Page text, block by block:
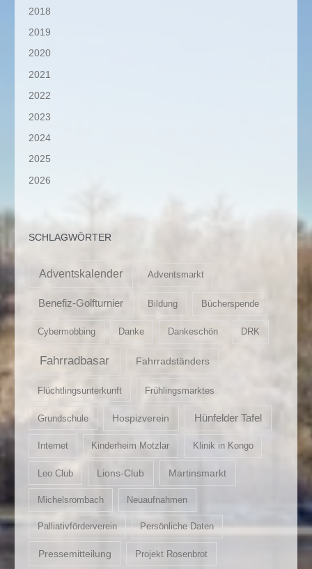
2018
2019
2020
2021
2022
2023
2024
2025
2026
SCHLAGWÖRTER
Adventskalender Adventsmarkt
Benefiz-Golfturnier Bildung Bücherspende
Cybermobbing Danke Dankeschön DRK
Fahrradbasar Fahrradständers
Flüchtlingsunterkunft Frühlingsmarktes
Grundschule Hospizverein Hünfelder Tafel
Internet Kinderheim Motzlar Klinik in Kongo
Leo Club Lions-Club Martinsmarkt
Michelsrombach Neuaufnahmen
Palliativförderverein Persönliche Daten
Pressemitteilung Projekt Rosenbrot